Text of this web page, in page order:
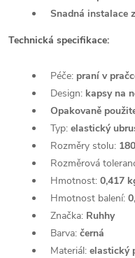
Snadná instalace
Technická specifikace:
Péče: praní v
Design: kapsy na
Opakovaně
Typ: elastický
Rozměry stolu:
Rozměrová
Hmotnost: 0,417
Hmotnost balení:
Značka: Ruhhy
Barva: černá
Materiál: elastický